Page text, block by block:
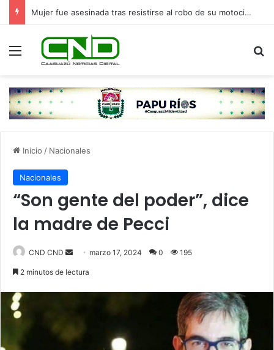
Mujer fue asesinada tras resistirse al robo de su motocicleta y deja cuatro hijos huérfanos en Ypané
Menú
Inicio / Nacionales
Nacionales
“Son gente del poder”, dice
la madre de Pecci
CND CND
Send marzo 17, 2024 0 195
2 minutos de lectura